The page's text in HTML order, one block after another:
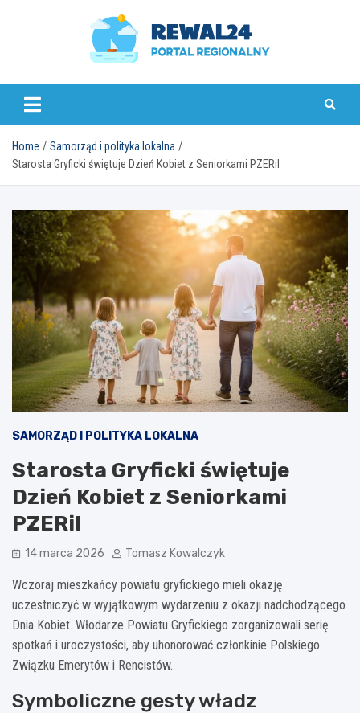
rewal24.pl
Home
Samorząd i polityka lokalna
Starosta Gryficki świętuje Dzień Kobiet z Seniorkami PZERiI
SAMORZĄD I POLITYKA LOKALNA
Starosta Gryficki świętuje
Dzień Kobiet z Seniorkami
PZERiI
14 marca 2026 Tomasz Kowalczyk
Wczoraj mieszkańcy powiatu gryfickiego mieli okazję
uczestniczyć w wyjątkowym wydarzeniu z okazji nadchodzącego
Dnia Kobiet. Włodarze Powiatu Gryfickiego zorganizowali serię
spotkań i uroczystości, aby uhonorować członkinie Polskiego
Związku Emerytów i Rencistów.
Symboliczne gesty władz